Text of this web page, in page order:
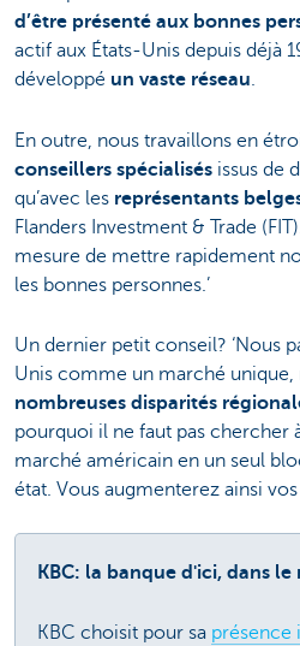
d’être présenté aux bonnes
actif aux États-Unis depuis déjà
développé un vaste réseau.
En outre, nous travaillons en
conseillers spécialisés issus de
qu’avec les représentants
Flanders Investment & Trade
mesure de mettre rapidement
les bonnes personnes.’
Un dernier petit conseil? ‘Nous
Unis comme un marché unique,
nombreuses disparités
pourquoi il ne faut pas chercher
marché américain en un seul
état. Vous augmenterez ainsi
KBC: la banque d'ici, dans le
KBC choisit pour sa présence